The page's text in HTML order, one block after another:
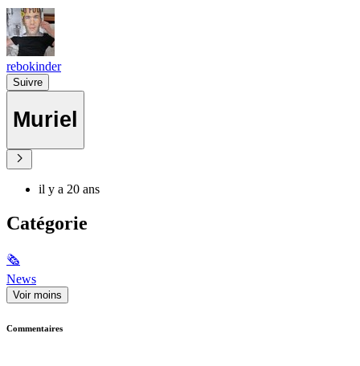
rebokinder
Suivre
Muriel
il y a 20 ans
Catégorie
🗞
News
Voir moins
Commentaires